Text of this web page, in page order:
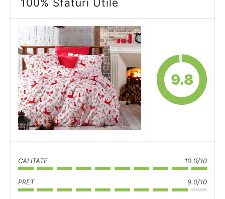
100% Sfaturi Utile
9.8
CALITATE 10.0/10
PRET 9.0/10